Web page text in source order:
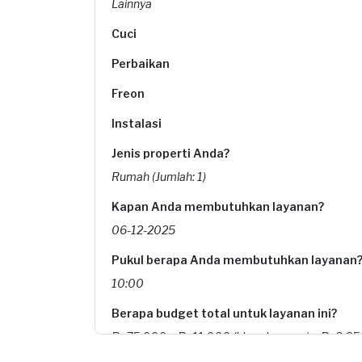
Lainnya
Cuci
Perbaikan
Freon
Instalasi
Jenis properti Anda?
Rumah (Jumlah: 1)
Kapan Anda membutuhkan layanan?
06-12-2025
Pukul berapa Anda membutuhkan layanan?
10:00
Berapa budget total untuk layanan ini?
Rp75.000 + Rp11.000 (biaya layanan) +